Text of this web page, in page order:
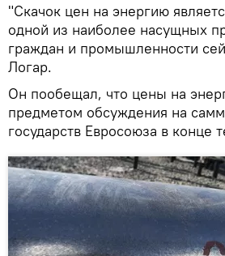
"Скачок цен на энергию
одной из наиболее насущных
граждан и промышленности
Логар.
Он пообещал, что цены на
предметом обсуждения на
государств Евросоюза в конце